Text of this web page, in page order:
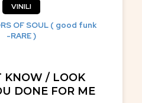
VINILI
OF SOUL ( good funk
-RARE )
KNOW / LOOK
DONE FOR ME